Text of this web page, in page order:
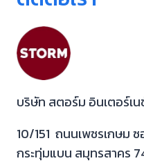
บริษัท สตอร์ม อินเตอร์เ
10/151 ถนนเพชรเกษม
กระทุ่มแบน สมุทรสาคร